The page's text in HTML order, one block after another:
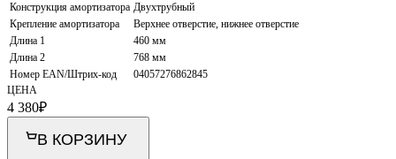
Конструкция амортизатора Двухтрубный
Крепление амортизатора
Верхнее отверстие, нижнее отверстие
Длина 1
460 мм
Длина 2
768 мм
Номер EAN/Штрих-код
04057276862845
ЦЕНА
4 380₽
В КОРЗИНУ